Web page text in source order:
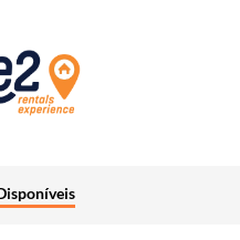
mercado de Short Stay